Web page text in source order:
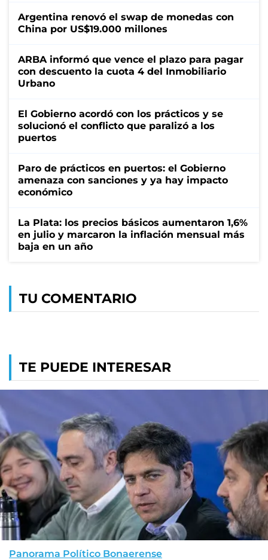
Argentina renovó el swap de monedas con
China por US$19.000 millones
ARBA informó que vence el plazo para pagar
con descuento la cuota 4 del Inmobiliario
Urbano
El Gobierno acordó con los prácticos y se
solucionó el conflicto que paralizó a los
puertos
Paro de prácticos en puertos: el Gobierno
amenaza con sanciones y ya hay impacto
económico
La Plata: los precios básicos aumentaron 1,6%
en julio y marcaron la inflación mensual más
baja en un año
TU COMENTARIO
TE PUEDE INTERESAR
Panorama Político Bonaerense